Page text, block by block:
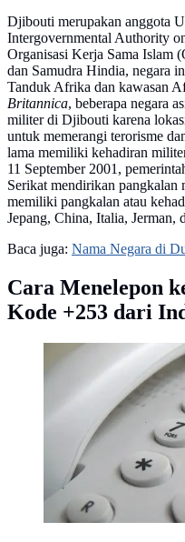
Djibouti merupakan anggota
Intergovernmental Authority
Organisasi Kerja Sama Islam
dan Samudra Hindia, negara
Tanduk Afrika dan kawasan
Britannica, beberapa negara
militer di Djibouti karena
untuk memerangi terorisme
lama memiliki kehadiran
11 September 2001,
Serikat mendirikan pangkalan
memiliki pangkalan atau
Jepang, China, Italia, Jerman,
Baca juga: Nama Negara di
Cara Menelepon
Kode +253 dari
Ilustrasi nomor telepon
PublicDomainPictures